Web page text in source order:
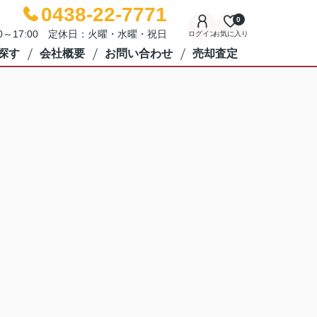
0438-22-7771
～17:00 定休日：火曜・水曜・祝日 ログインお気に入り
0
す 会社概要 お問い合わせ 売却査定